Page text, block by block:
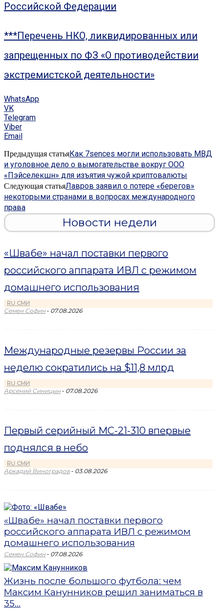
Российской Федерации
***Перечень НКО, ликвидированных или
запрещенных по ФЗ «О противодействии
экстремистской деятельности»
WhatsApp
VK
Telegram
Viber
Email
Предыдущая статьяКак 7sences могли использовать МВД
и уголовное дело о вымогательстве вокруг ООО
«Пэйселекшн» для изъятия чужой криптовалюты
Следующая статьяЛавров заявил о потере «берегов»
некоторыми странами в вопросах международного
права
Новости недели
«Швабе» начал поставки первого
российского аппарата ИВЛ с режимом
домашнего использования
RU СМИ
Семен Софин - 07.08.2026
Международные резервы России за
неделю сократились на $11,8 млрд
RU СМИ
Арсений Синицын - 07.08.2026
Первый серийный МС-21-310 впервые
поднялся в небо
RU СМИ
Аркадий Виноградов - 03.08.2026
«Швабе» начал поставки первого
российского аппарата ИВЛ с режимом
домашнего использования
Семен Софин - 07.08.2026
Жизнь после большого футбола: чем
Максим Канунников решил заниматься в
35...